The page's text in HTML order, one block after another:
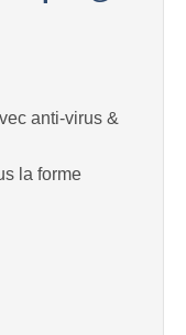
anti-virus &
la forme